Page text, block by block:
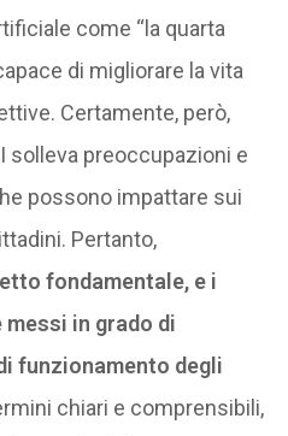
come “la quarta
di migliorare la vita
Certamente, però,
solleva preoccupazioni e
possono impattare sui
Pertanto,
fondamentale, e i
in grado di
funzionamento degli
chiari e comprensibili,